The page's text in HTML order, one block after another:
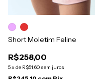
Short Moletim Feline
R$258,00
5x de R$51,60 sem juros